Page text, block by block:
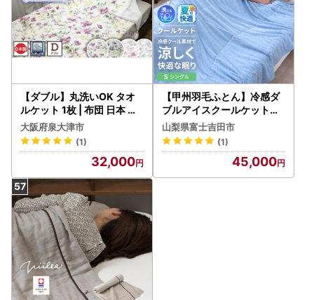
【ダブル】丸洗いOK タオ
ルケット 1枚 | 布団 日本 泉
大津 快眠 快適 熟睡 寝具 洗
える
大阪府泉大津市
(1)
32,000
【甲州羽毛ふとん】冷感ダ
ブルアイスクールケット（
シングル） 夏用 寝具
山梨県富士吉田市
(1)
45,000